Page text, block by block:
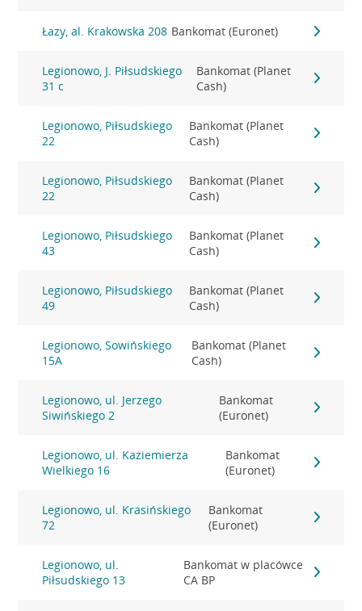
Łazy, al. Krakowska 208 Bankomat (Euronet)
Legionowo, J. Piłsudskiego
31 c
Bankomat (Planet
Cash)
Legionowo, Piłsudskiego
22
Bankomat (Planet
Cash)
Legionowo, Piłsudskiego
22
Bankomat (Planet
Cash)
Legionowo, Piłsudskiego
43
Bankomat (Planet
Cash)
Legionowo, Piłsudskiego
49
Bankomat (Planet
Cash)
Legionowo, Sowińskiego
15A
Bankomat (Planet
Cash)
Legionowo, ul. Jerzego
Siwińskiego 2
Bankomat
(Euronet)
Legionowo, ul. Kaziemierza
Wielkiego 16
Bankomat
(Euronet)
Legionowo, ul. Krasińskiego
72
Bankomat
(Euronet)
Legionowo, ul.
Piłsudskiego 13
Bankomat w placówce
CA BP